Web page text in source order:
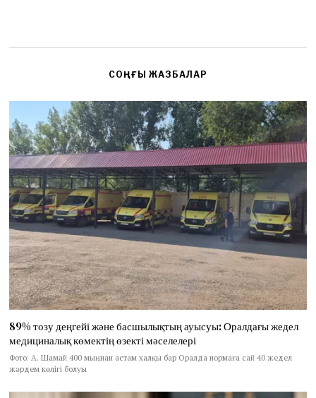
СОҢҒЫ ЖАЗБАЛАР
89% тозу деңгейі және басшылықтың ауысуы: Оралдағы жедел
медициналық көмектің өзекті мәселелері
Фото: А. Шамай 400 мыңнан астам халқы бар Оралда нормаға сай 40 жедел
жәрдем көлігі болуы